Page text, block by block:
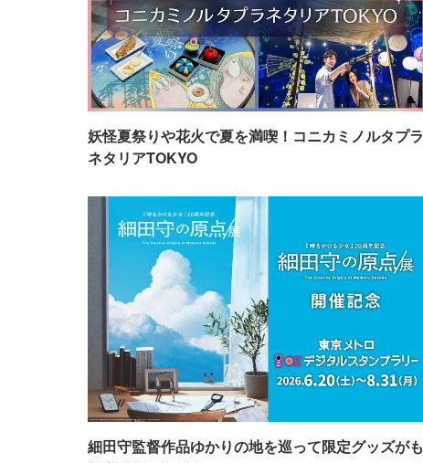
妖怪夏祭りや花火で夏を満喫！コニカミノルタプラ
ネタリアTOKYO
細田守監督作品ゆかりの地を巡って限定グッズがも